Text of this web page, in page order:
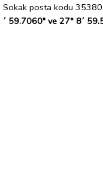
Sokak posta kodu 35380.
´ 59.7060" ve 27° 8´